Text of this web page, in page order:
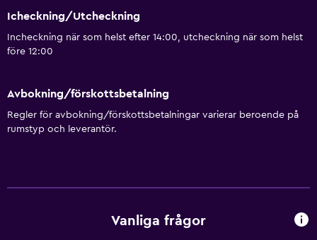
Icheckning/Utcheckning
Incheckning när som helst efter 14:00, utcheckning när som helst
före 12:00
Avbokning/förskottsbetalning
Regler för avbokning/förskottsbetalningar varierar beroende på
rumstyp och leverantör.
Vanliga frågor